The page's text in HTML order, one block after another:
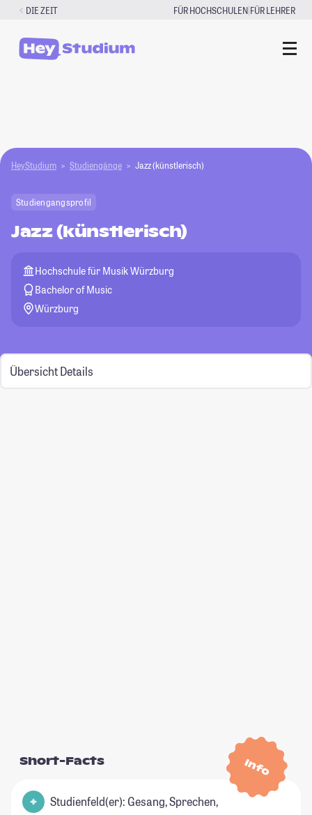
Zum
springen
DIE ZEIT FÜR HOCHSCHULEN|FÜR LEHRER
HeyStudium Studiengänge Jazz (künstlerisch)
Studiengangsprofil
Jazz (künstlerisch)
Hochschule für Musik Würzburg
Bachelor of Music
Würzburg
Übersicht Details
Info
Short-Facts
Studienfeld(er): Gesang, Sprechen,